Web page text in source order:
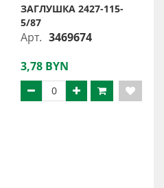
ЗАГЛУШКА 2427-115-
5/87
Арт. 3469674
3,78 BYN